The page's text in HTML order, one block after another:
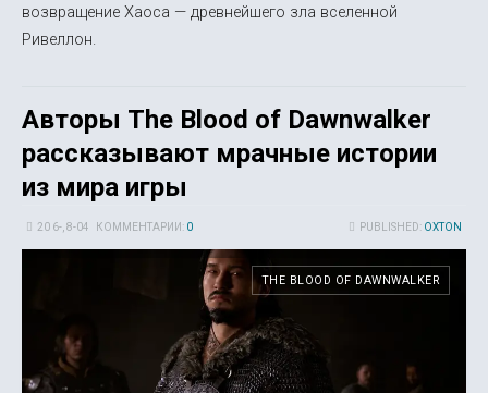
возвращение Хаоса — древнейшего зла вселенной
Ривеллон.
Авторы The Blood of Dawnwalker
рассказывают мрачные истории
из мира игры
PUBLISHED: OXTON
20 6-, 8-04 КОММЕНТАРИИ: 0
THE BLOOD OF DAWNWALKER